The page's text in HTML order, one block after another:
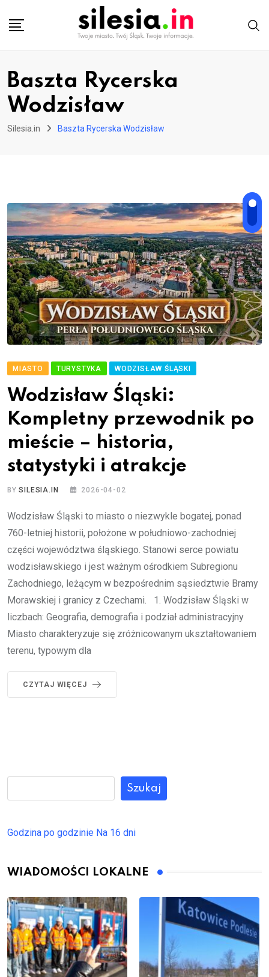
Baszta Rycerska
Wodzisław
Silesia.in Baszta Rycerska Wodzisław
MIASTO TURYSTYKA WODZISŁAW ŚLĄSKI
Wodzisław Śląski:
Kompletny przewodnik po
mieście – historia,
statystyki i atrakcje
BYSILESIA.IN 2026-04-02
Wodzisław Śląski to miasto o niezwykle bogatej, ponad
760-letniej historii, położone w południowo-zachodniej
części województwa śląskiego. Stanowi serce powiatu
wodzisławskiego i jest ważnym ośrodkiem Subregionu
Zachodniego, leżącym w bezpośrednim sąsiedztwie Bramy
Morawskiej i granicy z Czechami. 1. Wodzisław Śląski w
liczbach: Geografia, demografia i podział administracyjny
Miasto charakteryzuje się zróżnicowanym ukształtowaniem
terenu, typowym dla
CZYTAJ WIĘCEJ
Szukaj
Godzina po godzinie Na 16 dni
WIADOMOŚCI LOKALNE